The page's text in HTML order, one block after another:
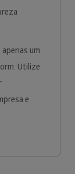
apenas um
Utilize
e